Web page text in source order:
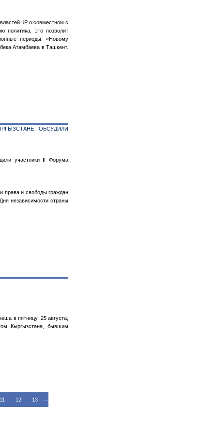
КР о совместном с
политика, это позволит
периоды. «Новому
Атамбаева в Ташкент.
ОБСУДИЛИ
участники II Форума
права и свободы граждан
независимости страны
в пятницу, 25 августа,
Кыргызстана, бывшим
11 12 13